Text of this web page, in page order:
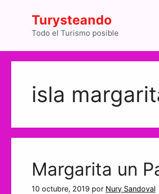
contenido
Turysteando
Todo el Turismo posible
isla
Margarita un
10 octubre, 2019 por Nury Sandoval